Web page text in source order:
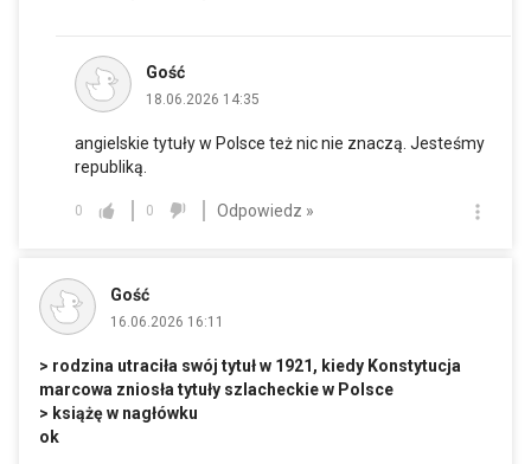
Gość
18.06.2026 14:35
angielskie tytuły w Polsce też nic nie znaczą. Jesteśmy
republiką.
0 0 Odpowiedz »
Gość
16.06.2026 16:11
> rodzina utraciła swój tytuł w 1921, kiedy Konstytucja
marcowa zniosła tytuły szlacheckie w Polsce
> książę w nagłówku
ok